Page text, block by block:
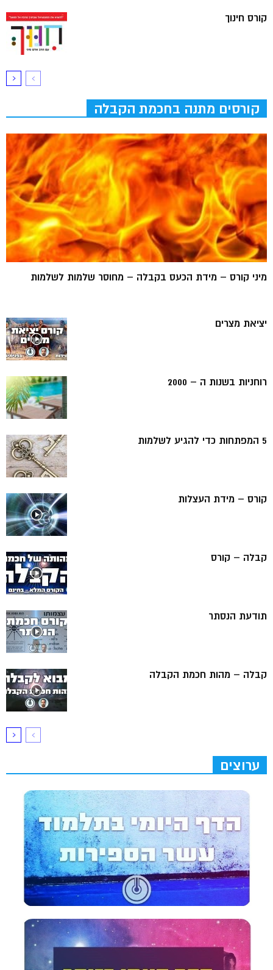
קורס חינוך
קורסים מתנה בחכמת הקבלה
מיני קורס – מידת הכעס בקבלה – מחוסר שלמות לשלמות
יציאת מצרים
רוחניות בשנות ה – 2000
5 המפתחות כדי להגיע לשלמות
קורס – מידת העצלות
קבלה – קורס
תודעת הנסתר
קבלה – מהות חכמת הקבלה
ערוצים